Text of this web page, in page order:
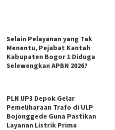
Selain Pelayanan yang Tak
Menentu, Pejabat Kantah
Kabupaten Bogor 1 Diduga
Selewengkan APBN 2026?
PLN UP3 Depok Gelar
Pemeliharaan Trafo di ULP
Bojonggede Guna Pastikan
Layanan Listrik Prima